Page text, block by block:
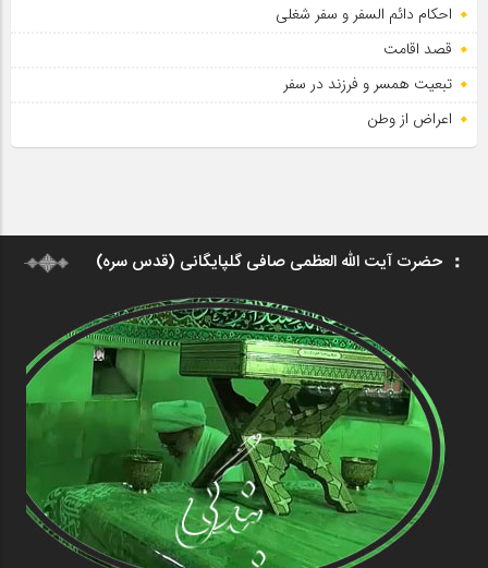
احکام دائم السفر و سفر شغلی
قصد اقامت
تبعیت همسر و فرزند در سفر
اعراض از وطن
حضرت آیت الله العظمی صافی گلپایگانی (قدس سره)